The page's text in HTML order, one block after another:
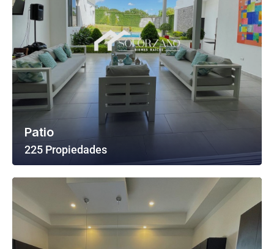
Patio
225 Propiedades
Ver Todas Las Propiedades